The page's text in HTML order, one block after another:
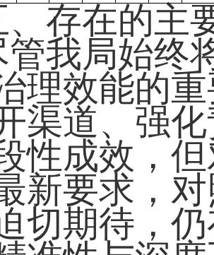
、存在的主
管我局始终
理效能的
渠道、强
性成效，
新要求，
切期待，